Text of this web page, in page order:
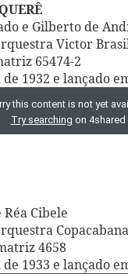
e Gilberto de
Victor
65474-2
1932 e lançado
Cibele
Copacabana
4658
1933 e lançado